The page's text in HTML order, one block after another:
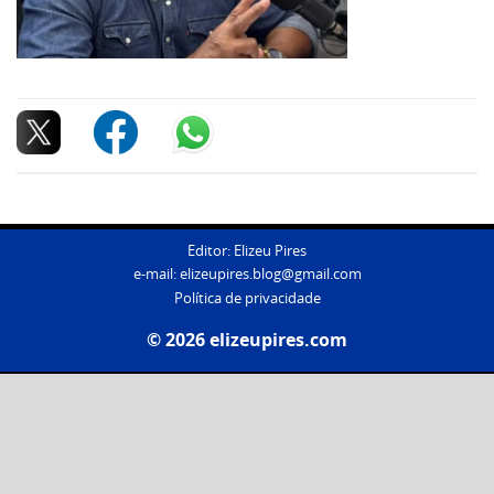
Editor: Elizeu Pires
e-mail:elizeupires.blog@gmail.com
Política de privacidade
© 2026 elizeupires.com